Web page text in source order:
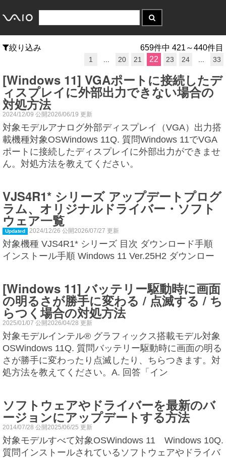
絞り込み 659件中 421～440件目
1 20 21 22 23 24 33
[Windows 11] VGAポートに接続したデ
ィスプレイに外部出力できない場合の
対処方法
2024/12/09 公開2026/06/19 更新
対象モデルアナログ外部ディスプレイ（VGA）出力搭
載機種対象OSWindows 11Q. 質問Windows 11でVGA
ポートに接続したディスプレイに外部出力ができませ
ん。対処方法を教えてください。
VJS4R1* シリーズ アップデートプログ
ラム、オリジナルドライバー・ソフト
ウェア一覧
Updated 2024/12/26 公開2026/07/27 更新
対象機種 VJS4R1* シリーズ 目次 ダウンロード手順
インストール手順 Windows 11 Ver.25H2 ダウンロー
[Windows 11] バッテリー駆動時に画面
の明るさが勝手に変わる / 点滅する / ち
らつく場合の対処方法
2025/01/07 公開2026/04/28 更新
対象モデルインテル® グラフィックス搭載モデル対象
OSWindows 11Q. 質問バッテリー駆動時に画面の明る
さが勝手に変わったり点滅したり、ちらつきます。対
処方法を教えてください。A. 回答「イン
ソフトウェアやドライバーを最新のバ
ージョンにアップデートする方法
2014/07/28 公開2025/06/25 更新
対象モデルすべて対象OSWindows 11 Windows 10Q.
質問インストールされているソフトウェアやドライバ